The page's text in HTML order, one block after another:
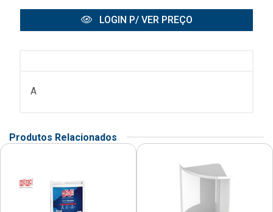
LOGIN P/ VER PREÇO
A
Produtos Relacionados